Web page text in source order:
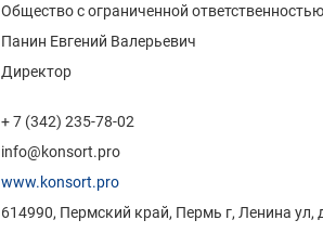
Общество с ограниченной ответственностью
Панин Евгений Валерьевич
Директор
+ 7 (342) 235-78-02
info@konsort.pro
www.konsort.pro
614990, Пермский край, Пермь г, Ленина